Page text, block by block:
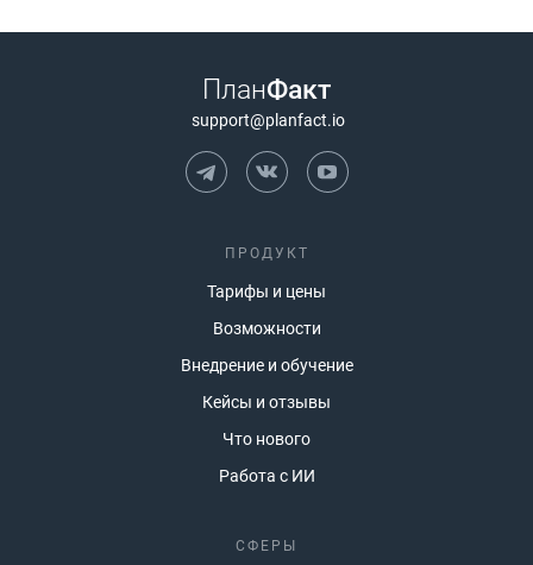
ПланФакт
support@planfact.io
ПРОДУКТ
Тарифы и цены
Возможности
Внедрение и обучение
Кейсы и отзывы
Что нового
Работа с ИИ
СФЕРЫ